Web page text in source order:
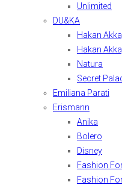
Unlimited
DU&KA
Hakan
Hakan
Natura
Secret
Emiliana Parati
Erismann
Anika
Bolero
Disney
Fashion
Fashion